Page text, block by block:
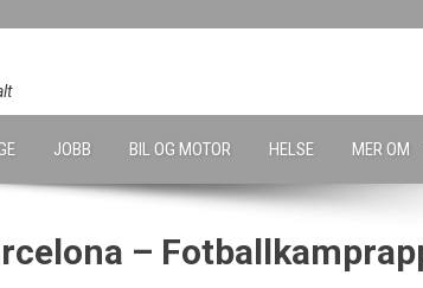
JOBB BIL OG MOTOR HELSE MER OM
–